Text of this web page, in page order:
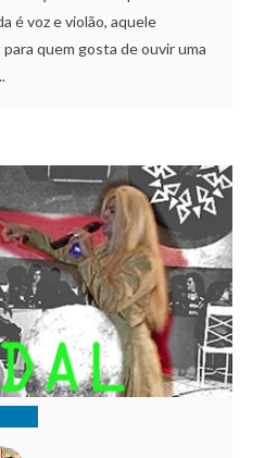
é voz e violão, aquele
quem gosta de ouvir uma